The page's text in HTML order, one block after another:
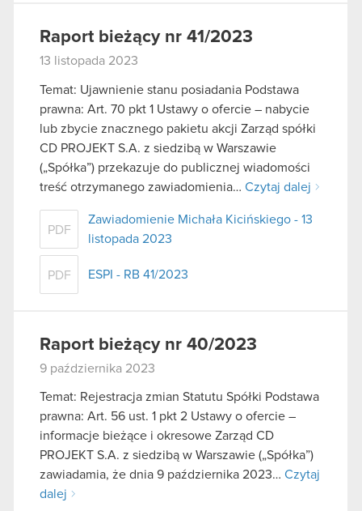
Raport bieżący nr 41/2023
13 listopada 2023
Temat: Ujawnienie stanu posiadania Podstawa
prawna: Art. 70 pkt 1 Ustawy o ofercie – nabycie
lub zbycie znacznego pakietu akcji Zarząd spółki
CD PROJEKT S.A. z siedzibą w Warszawie
(„Spółka”) przekazuje do publicznej wiadomości
treść otrzymanego zawiadomienia… Czytaj dalej
PDF
Zawiadomienie Michała Kicińskiego - 13
listopada 2023
PDF ESPI - RB 41/2023
Raport bieżący nr 40/2023
9 października 2023
Temat: Rejestracja zmian Statutu Spółki Podstawa
prawna: Art. 56 ust. 1 pkt 2 Ustawy o ofercie –
informacje bieżące i okresowe Zarząd CD
PROJEKT S.A. z siedzibą w Warszawie („Spółka”)
zawiadamia, że dnia 9 października 2023… Czytaj
dalej